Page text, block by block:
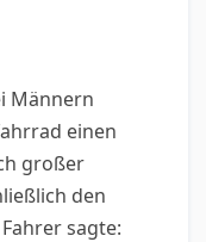
Männern
einen
großer
den
sagte: